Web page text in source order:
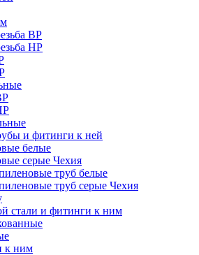
ВР
НР
и фитинги к ней
белые
серые Чехия
труб белые
труб серые Чехия
стали и фитинги к ним
к ним